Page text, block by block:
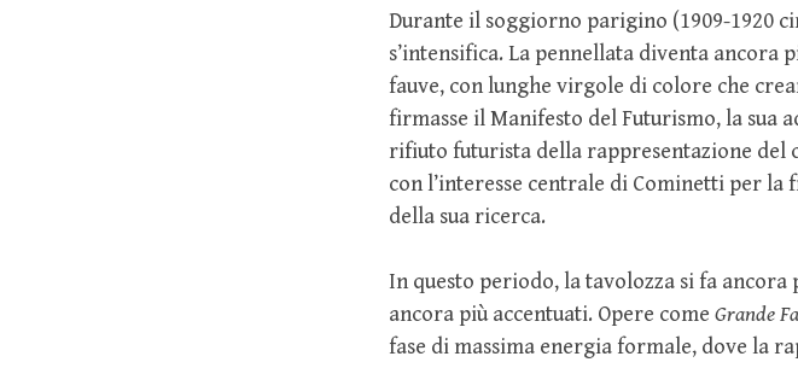
Durante il soggiorno parigino (1909-1920
s’intensifica. La pennellata diventa ancora
fauve, con lunghe virgole di colore che
firmasse il Manifesto del Futurismo, la sua
rifiuto futurista della rappresentazione
con l’interesse centrale di Cominetti per la
della sua ricerca.
In questo periodo, la tavolozza si fa
ancora più accentuati. Opere come Grande
fase di massima energia formale, dove la